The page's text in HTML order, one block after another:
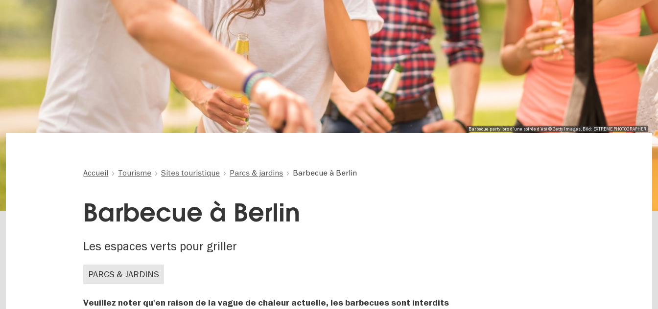
Barbecue party lors d'une soirée d'été © Getty Images, Bild: EXTREME PHOTOGRAPHER
Accueil Tourisme Sites touristique Parcs & jardins Barbecue à Berlin
Barbecue à Berlin
Les espaces verts pour griller
PARCS & JARDINS
Veuillez noter qu'en raison de la vague de chaleur actuelle, les barbecues sont interdits